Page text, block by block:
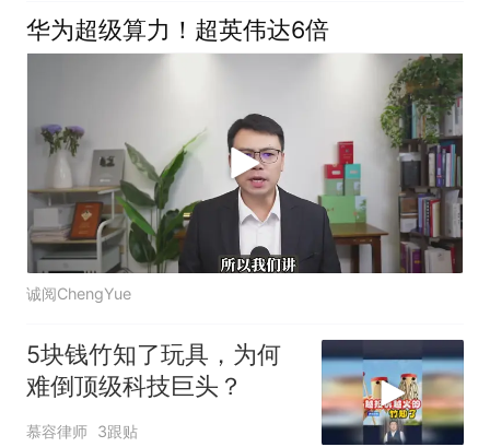
华为超级算力！超英伟达6倍
诚阅ChengYue
5块钱竹知了玩具，为何
难倒顶级科技巨头？
慕容律师 3跟贴